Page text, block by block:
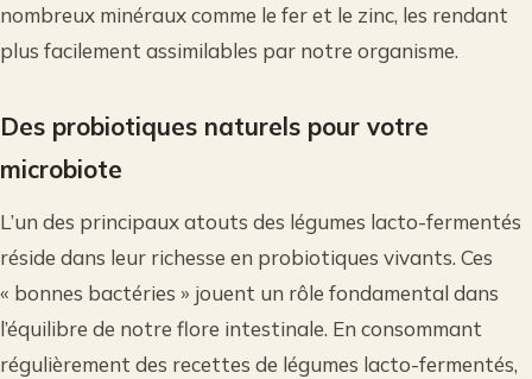
nombreux minéraux comme le fer et le zinc, les rendant
plus facilement assimilables par notre organisme.
Des probiotiques naturels pour votre
microbiote
L’un des principaux atouts des légumes lacto-fermentés
réside dans leur richesse en probiotiques vivants. Ces
« bonnes bactéries » jouent un rôle fondamental dans
l’équilibre de notre flore intestinale. En consommant
régulièrement des recettes de légumes lacto-fermentés,